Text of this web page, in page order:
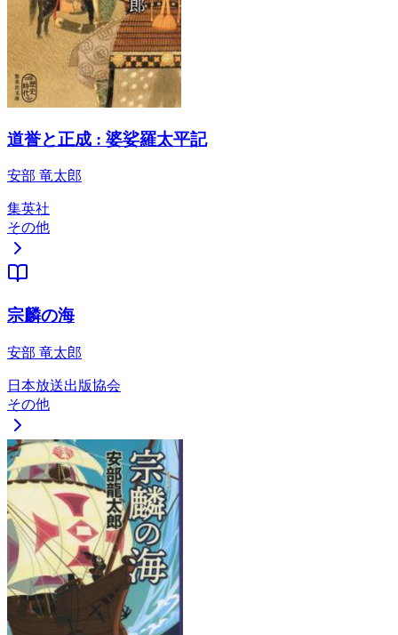
道誉と正成 : 婆娑羅太平記
安部 竜太郎
集英社
その他
宗麟の海
安部 竜太郎
日本放送出版協会
その他